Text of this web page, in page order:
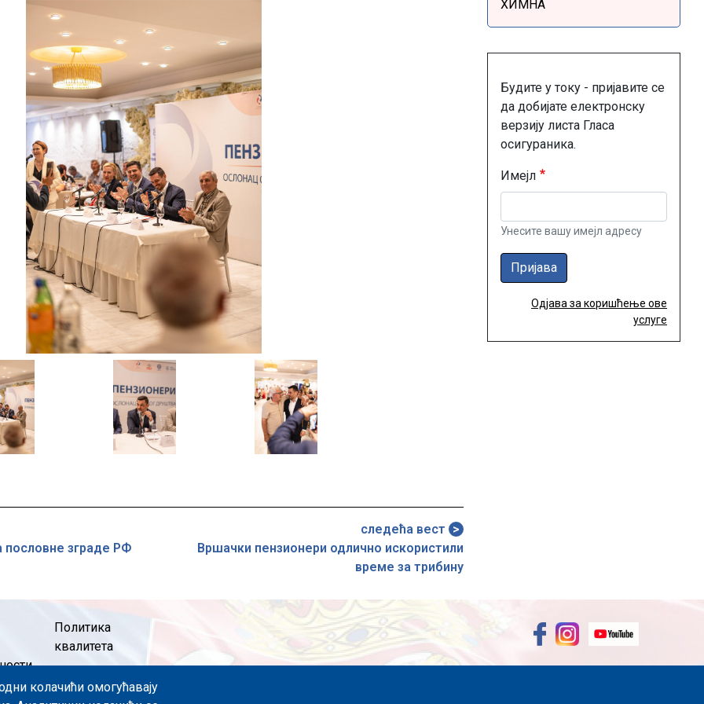
Image
пословне зграде РФ
следећа вест
Вршачки пензионери одлично искористили
време за трибину
ХИМНА
Будите у току - пријавите се
да добијате електронску
верзију листа Гласа
осигураника.
Имејл
Унесите вашу имејл адресу
Пријава
Одјава за коришћење ове
услуге
Политика
квалитета
колачићи омогућавају